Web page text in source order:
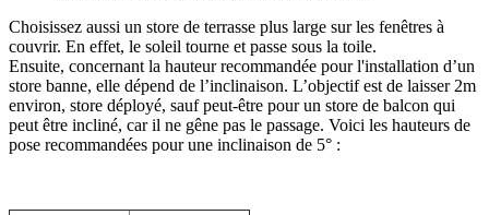
Choisissez aussi un store de terrasse plus large sur les fenêtres à
couvrir. En effet, le soleil tourne et passe sous la toile.
Ensuite, concernant la hauteur recommandée pour l'installation d’un
store banne, elle dépend de l’inclinaison. L’objectif est de laisser 2m
environ, store déployé, sauf peut-être pour un store de balcon qui
peut être incliné, car il ne gêne pas le passage. Voici les hauteurs de
pose recommandées pour une inclinaison de 5° :